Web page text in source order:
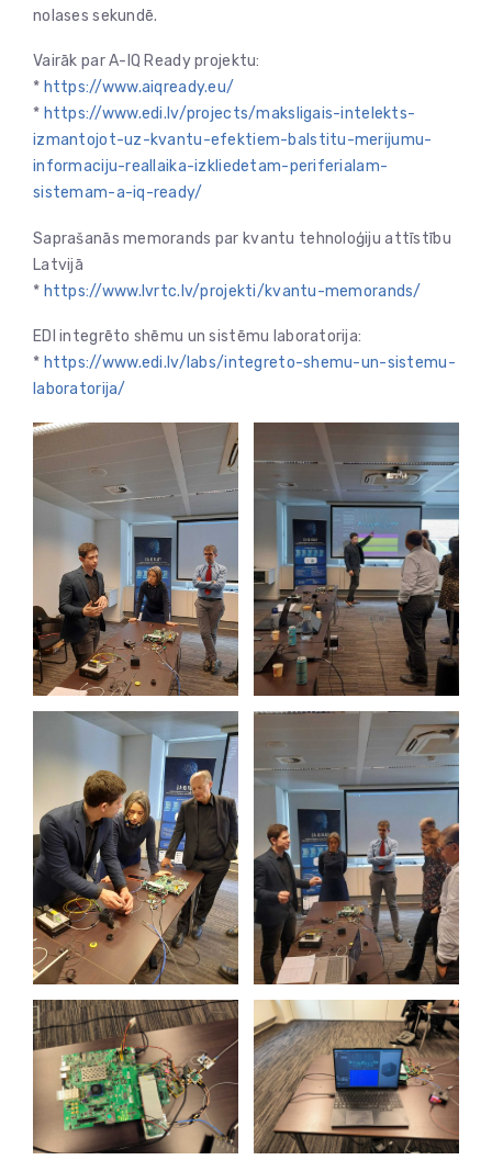
nolases sekundē.
Vairāk par A-IQ Ready projektu:
* https://www.aiqready.eu/
* https://www.edi.lv/projects/maksligais-intelekts-
izmantojot-uz-kvantu-efektiem-balstitu-merijumu-
informaciju-reallaika-izkliedetam-periferialam-
sistemam-a-iq-ready/
Saprašanās memorands par kvantu tehnoloģiju attīstību
Latvijā
* https://www.lvrtc.lv/projekti/kvantu-memorands/
EDI integrēto shēmu un sistēmu laboratorija:
* https://www.edi.lv/labs/integreto-shemu-un-sistemu-
laboratorija/